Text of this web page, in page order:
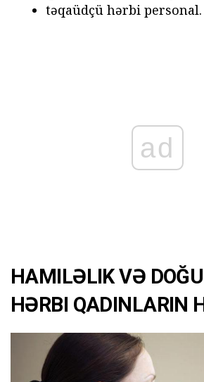
təqaüdçü hərbi personal.
ad
HAMILƏLIK VƏ
HƏRBI QADINLARIN